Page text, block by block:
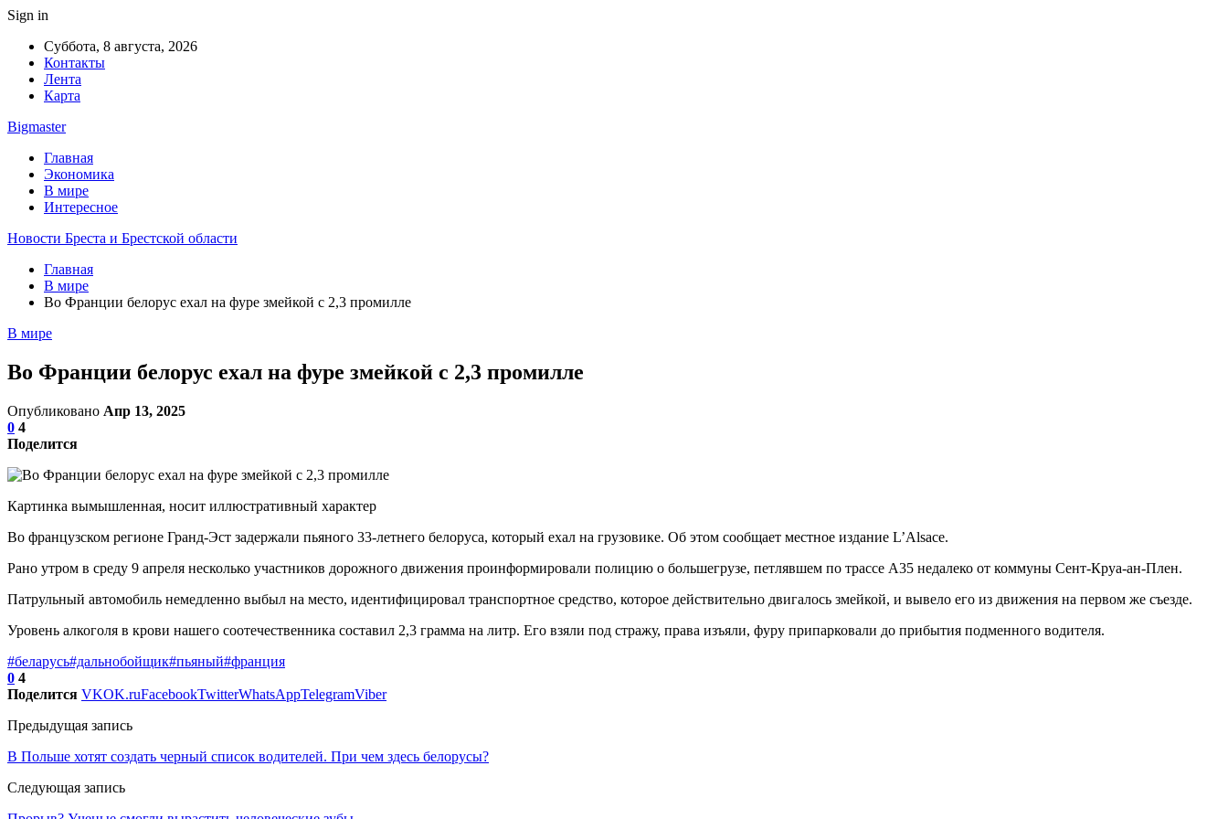
Sign in
Суббота, 8 августа, 2026
Контакты
Лента
Карта
Bigmaster
Главная
Экономика
В мире
Интересное
Новости Бреста и Брестской области
Главная
В мире
Во Франции белорус ехал на фуре змейкой с 2,3 промилле
В мире
Во Франции белорус ехал на фуре змейкой с 2,3 промилле
Опубликовано Апр 13, 2025
0 4
Поделится
Картинка вымышленная, носит иллюстративный характер
Во французском регионе Гранд-Эст задержали пьяного 33-летнего белоруса, который ехал на грузовике. Об этом сообщает местное издание L’Alsace.
Рано утром в среду 9 апреля несколько участников дорожного движения проинформировали полицию о большегрузе, петлявшем по трассе А35 недалеко от коммуны Сент-Круа-ан-Плен.
Патрульный автомобиль немедленно выбыл на место, идентифицировал транспортное средство, которое действительно двигалось змейкой, и вывело его из движения на первом же съезде.
Уровень алкоголя в крови нашего соотечественника составил 2,3 грамма на литр. Его взяли под стражу, права изъяли, фуру припарковали до прибытия подменного водителя.
#беларусь#дальнобойщик#пьяный#франция
0 4
Поделится VKOK.ruFacebookTwitterWhatsAppTelegramViber
Предыдущая запись
В Польше хотят создать черный список водителей. При чем здесь белорусы?
Следующая запись